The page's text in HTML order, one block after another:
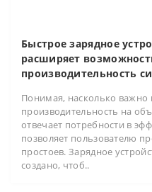
Быстрое зарядное
расширяет
производительность
Понимая, насколько важно
производительность на
отвечает потребности в
позволяет пользователю
простоев. Зарядное
создано, чтоб..